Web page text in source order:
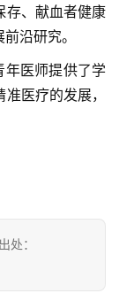
存、献血者健康
沿研究。
医师提供了学
医疗的发展，
处：